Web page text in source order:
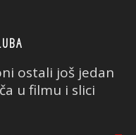
ostali još jedan
u filmu i slici